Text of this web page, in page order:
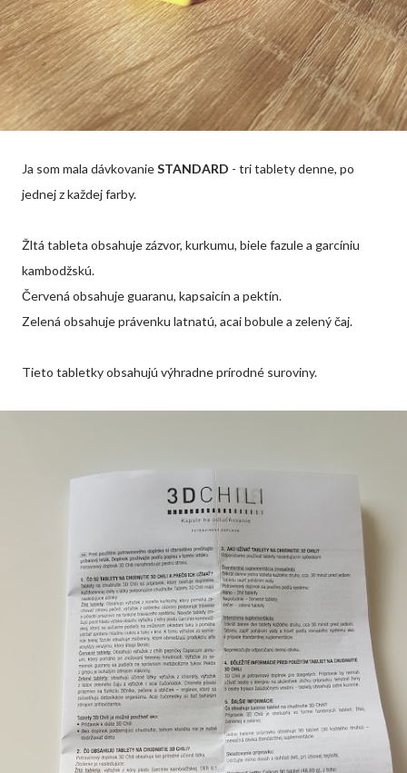
Ja som mala dávkovanieSTANDARD - tri tablety denne, po
jednej z každej farby.
Žltá tableta obsahuje zázvor, kurkumu, biele fazule a garcíniu
kambodžskú.
Červená obsahuje guaranu, kapsaicín a pektín.
Zelená obsahuje právenku latnatú, acai bobule a zelený čaj.
Tieto tabletky obsahujú výhradne prírodné suroviny.